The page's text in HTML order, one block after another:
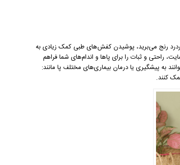
رنج می‌برید، پوشیدن کفش‌های طبی کمک زیادی به
راحتی و ثبات را برای پاها و اندام‌های شما فراهم
به پیشگیری یا درمان بیماری‌های مختلف پا مانند:
کنند.